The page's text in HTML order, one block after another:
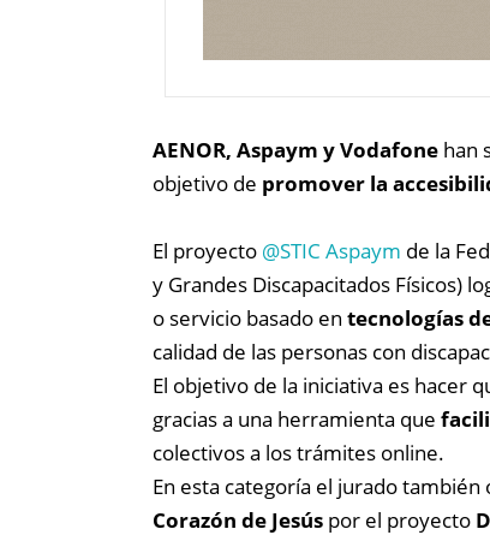
AENOR, Aspaym y Vodafone han
objetivo de promover la
El proyecto @STIC Aspaym de la
y Grandes Discapacitados Físicos)
o servicio basado en tecnologías
calidad de las personas con
El objetivo de la iniciativa es hacer
gracias a una herramienta que
colectivos a los trámites online.
En esta categoría el jurado también
Corazón de Jesús por el proyecto